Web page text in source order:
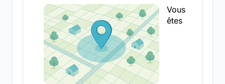
Vous
êtes